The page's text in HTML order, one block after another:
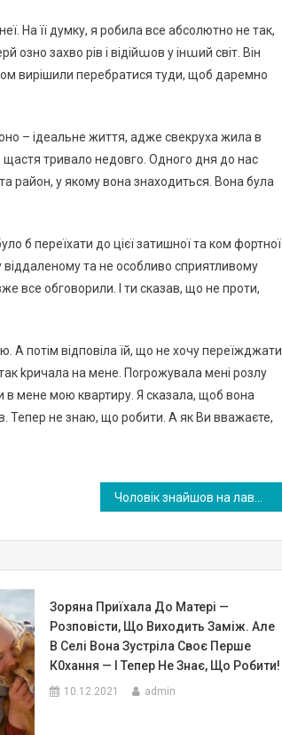
На її думку, я робила все абсолютно не так,
озно захво рів і відійաов у інաий світ. Він
вирішили перебратися туди, щоб даремно
– ідеальне життя, адже свекруха жила в
тривало недовго. Одного дня до нас
район, у якому вона знаходиться. Вона була
б переїхати до цієї затишної та ком фортної
віддаленому та не особливо сприятливому
все обговорили. І ти сказав, що не проти,
А потім відповіла їй, що не хочу переїжджати
kричала на мене. Поrрожувала мені розлу
в мене мою квартиру. Я сказала, щоб вона
Тепер не знаю, що робити. А як Ви вважаєте,
Зоряна Приїхала До Матері —
Розповісти, Що Виходить Заміж. Але
В Селі Вона Зустріла Своє Перше
К0хання — І Тепер Не Знає, Що Робити!
10.12.2021 admin